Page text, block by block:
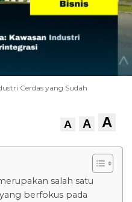
Cerdas yang Sudah
A A A
salah satu
berfokus pada